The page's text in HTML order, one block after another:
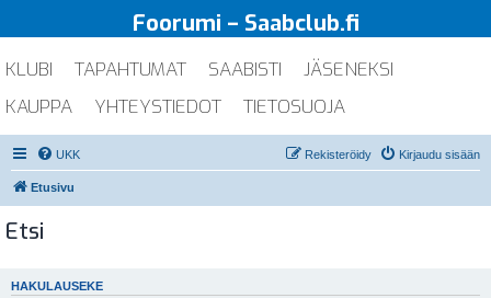
Foorumi – Saabclub.fi
KLUBI TAPAHTUMAT SAABISTI
JÄSENEKSI
KAUPPA
YHTEYSTIEDOT TIETOSUOJA
UKK Kirjaudu sisään
Rekisteröidy
Etusivu
Etsi
HAKULAUSEKE